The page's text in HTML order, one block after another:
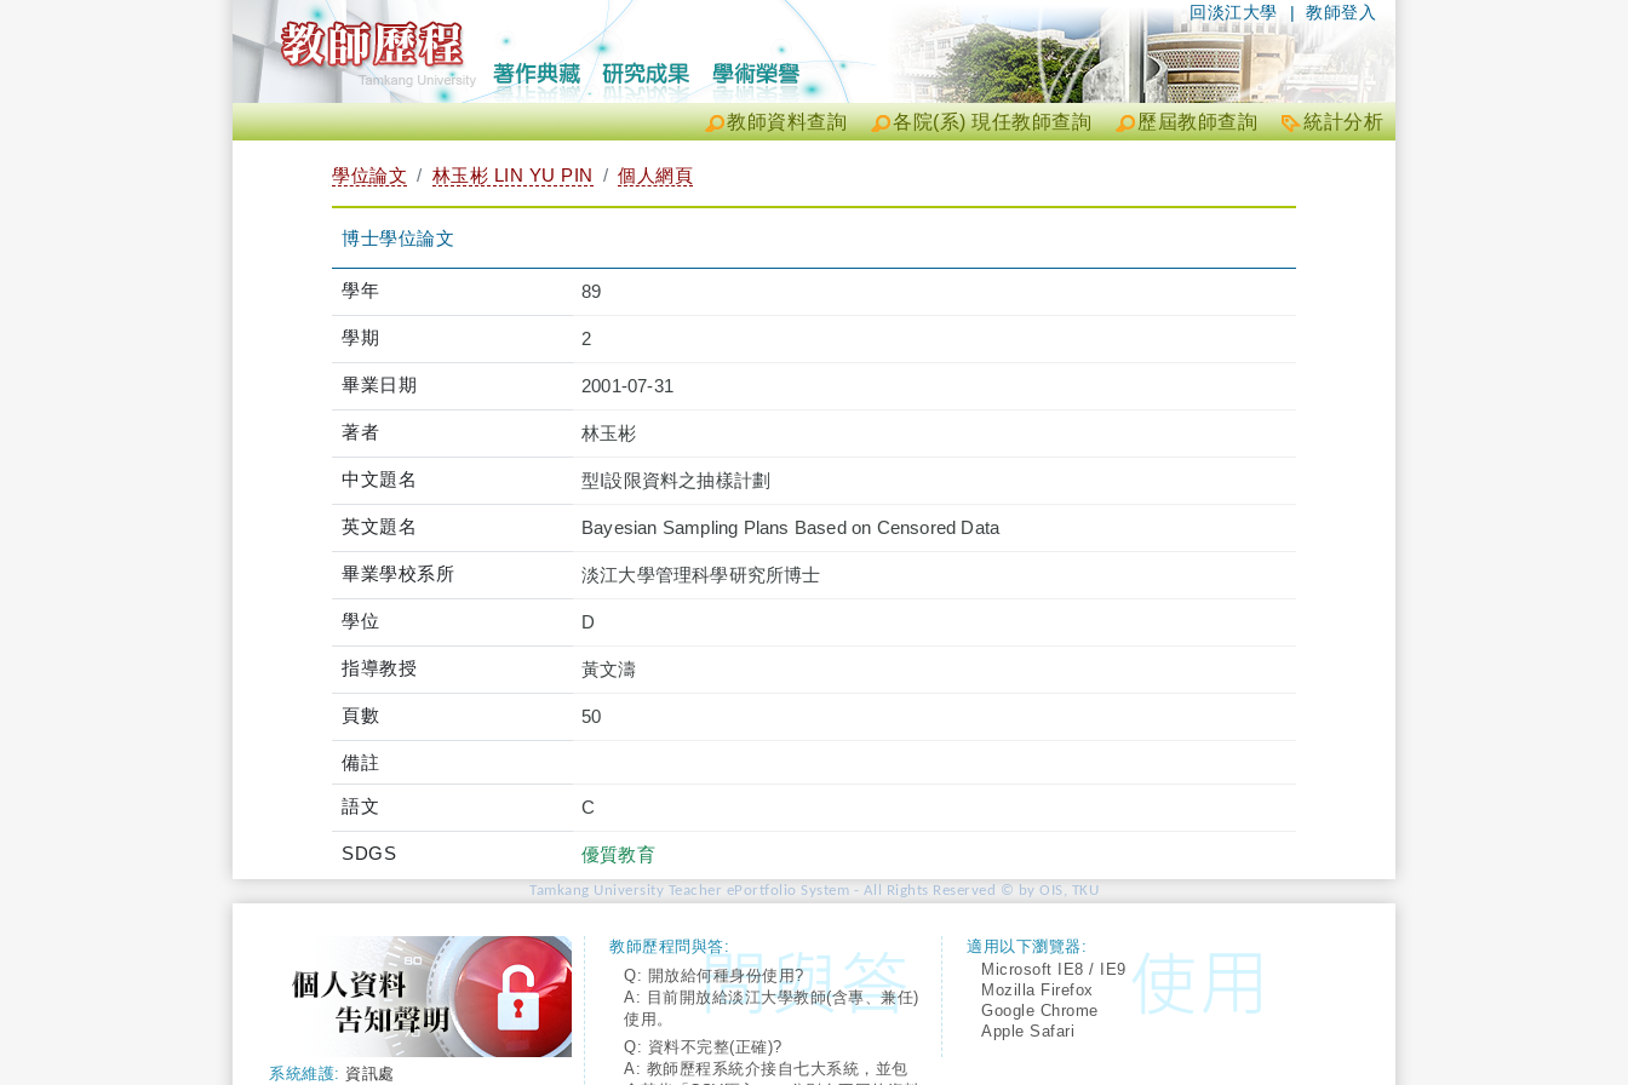
| 教師登入
回淡江大學
統計分析
歷屆教師查詢
各院(系) 現任教師查詢
教師資料查詢
學位論文 林玉彬 LIN YU PIN 個人網頁
博士學位論文
學年 89
學期 2
畢業日期 2001-07-31
著者 林玉彬
中文題名 型I設限資料之抽樣計劃
英文題名 Bayesian Sampling Plans Based on Censored Data
畢業學校系所 淡江大學管理科學研究所博士
學位 D
指導教授 黃文濤
頁數 50
備註
語文 C
SDGS 優質教育
Tamkang University Teacher ePortfolio System - All Rights Reserved © by OIS, TKU
系統維護: 資訊處
教師歷程問與答:
Q: 開放給何種身份使用?
A: 目前開放給淡江大學教師(含專、兼任)
使用。
Q: 資料不完整(正確)?
A: 教師歷程系統介接自七大系統，並包
適用以下瀏覽器:
Microsoft IE8 / IE9
Mozilla Firefox
Google Chrome
Apple Safari